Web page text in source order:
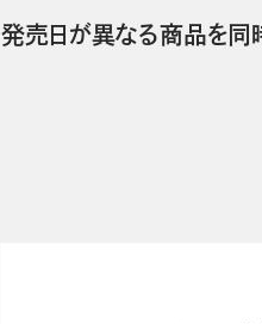
発売日が異なる商品を同